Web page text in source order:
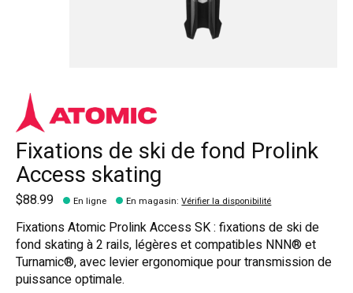
Fixations de ski de fond Prolink
Access skating
$88.99 En ligne En magasin:Vérifier la disponibilité
Fixations Atomic Prolink Access SK : fixations de ski de
fond skating à 2 rails, légères et compatibles NNN® et
Turnamic®, avec levier ergonomique pour transmission de
puissance optimale.